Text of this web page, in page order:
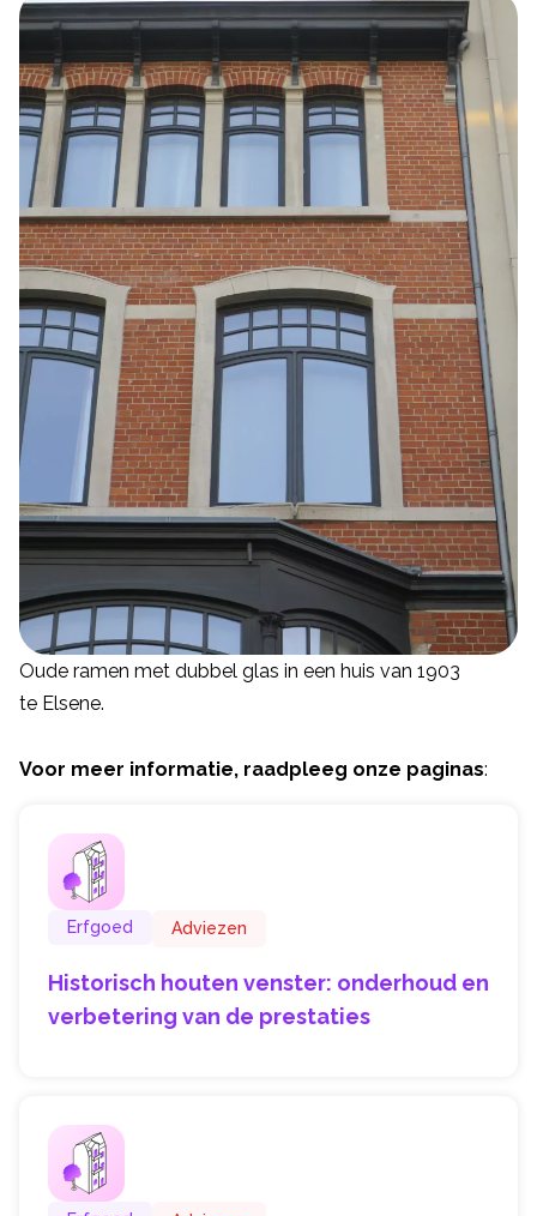
Oude ramen met dubbel glas in een huis van 1903
te Elsene.
Voor meer informatie, raadpleeg onze paginas:
Erfgoed Adviezen
Historisch houten venster: onderhoud en
verbetering van de prestaties